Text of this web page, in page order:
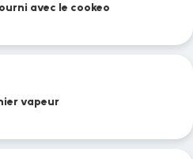
avec le cookeo
vapeur